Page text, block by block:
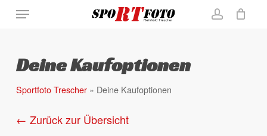
Skip
content
Menu
Deine Kaufoptionen
Sportfoto Trescher» Deine Kaufoptionen
← Zurück zur Übersicht